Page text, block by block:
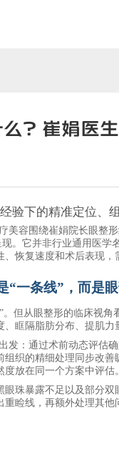
？崔娟医
验下的精准定位、
美容围绕崔娟院长眼整
现。它并非行业通用医学
恢复速度和术后表现，
“一条线”，而是
。但从眼整形的临床视
眶隔脂肪分布、提肌力
发：通过术前动态评估
织的精细处理同步改
放在同一个方案中评估。
珠暴露不足以及部分双
睑线，再额外处理其他